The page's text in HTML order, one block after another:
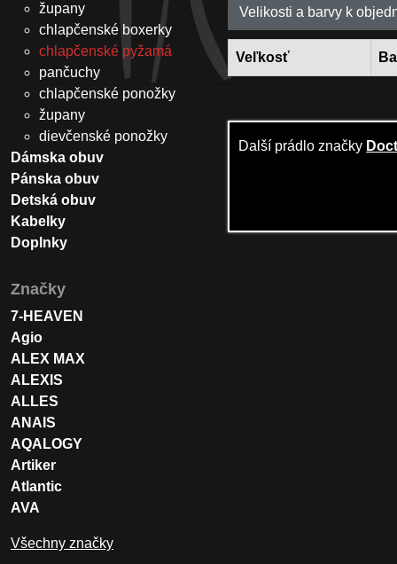
Velikosti a barvy k
Veľkosť
Další prádlo značky
župany
chlapčenské boxerky
chlapčenské pyžamá
pančuchy
chlapčenské ponožky
župany
dievčenské ponožky
Dámska obuv
Pánska obuv
Detská obuv
Kabelky
Doplnky
Značky
7-HEAVEN
Agio
ALEX MAX
ALEXIS
ALLES
ANAIS
AQALOGY
Artiker
Atlantic
AVA
Všechny značky